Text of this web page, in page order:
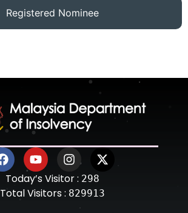
Registered Nominee
Today’s Visitor : 298
Total Visitors : 829913